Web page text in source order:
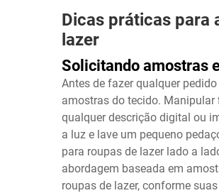
Dicas práticas para
lazer
Solicitando amostras
Antes de fazer qualquer
amostras do tecido.
qualquer descrição digital ou
a luz e lave um pequeno
para roupas de lazer lado a
abordagem baseada em
roupas de lazer, conforme